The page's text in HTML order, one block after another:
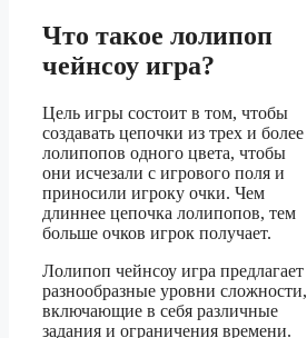
Что такое лолипоп
чейнсоу игра?
Цель игры состоит в том, чтобы
создавать цепочки из трех и более
лолипопов одного цвета, чтобы
они исчезали с игрового поля и
приносили игроку очки. Чем
длиннее цепочка лолипопов, тем
больше очков игрок получает.
Лолипоп чейнсоу игра предлагает
разнообразные уровни сложности,
включающие в себя различные
задания и ограничения времени.